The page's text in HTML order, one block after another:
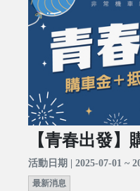
【青春出發】
活動日期 | 2025-07-01 ~
最新消息